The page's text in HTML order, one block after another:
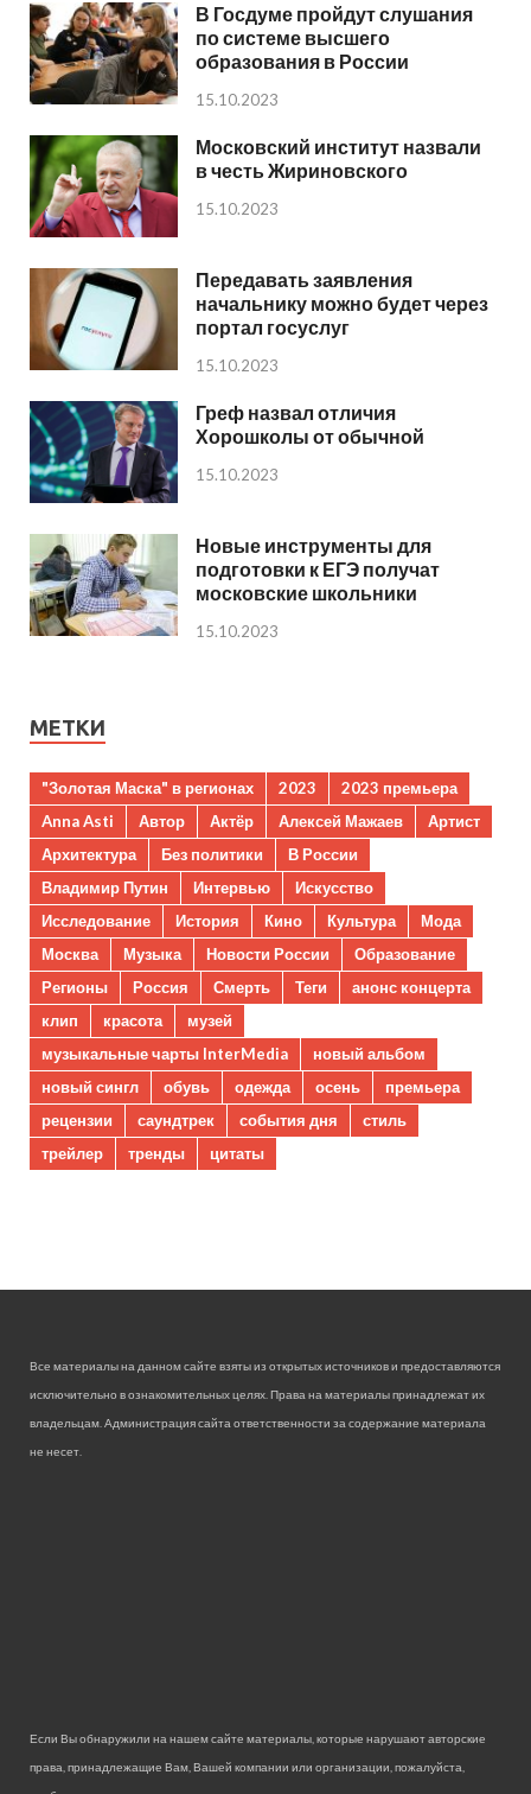
В Госдуме пройдут слушания
по системе высшего
образования в России
15.10.2023
Московский институт назвали
в честь Жириновского
15.10.2023
Передавать заявления
начальнику можно будет через
портал госуслуг
15.10.2023
Греф назвал отличия
Хорошколы от обычной
15.10.2023
Новые инструменты для
подготовки к ЕГЭ получат
московские школьники
15.10.2023
МЕТКИ
"Золотая Маска" в регионах 2023
2023 премьера
Anna Asti
Автор Актёр Алексей Мажаев
Артист
Архитектура
Без политики
В России
Владимир Путин
Интервью
Искусство
Исследование
История Кино Культура
Мода
Москва
Музыка Новости России
Образование
Регионы
Россия Смерть Теги
анонс концерта
клип
красота
музей
музыкальные чарты InterMedia
новый альбом
новый сингл
обувь одежда осень
премьера
рецензии
саундтрек события дня
стиль
трейлер
тренды цитаты
Все материалы на данном сайте взяты из открытых источников и предоставляются
исключительно в ознакомительных целях. Права на материалы принадлежат их
владельцам. Администрация сайта ответственности за содержание материала
не несет.
Если Вы обнаружили на нашем сайте материалы, которые нарушают авторские
права, принадлежащие Вам, Вашей компании или организации, пожалуйста,